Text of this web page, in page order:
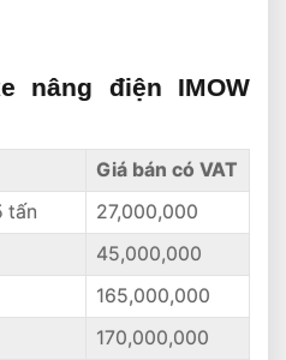
nâng điện IMOW
Giá bán có VAT
tấn
27,000,000
45,000,000
165,000,000
170,000,000